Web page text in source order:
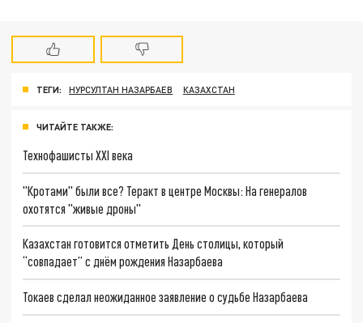
ТЕГИ: НУРСУЛТАН НАЗАРБАЕВ КАЗАХСТАН
ЧИТАЙТЕ ТАКЖЕ:
Технофашисты XXI века
"Кротами" были все? Теракт в центре Москвы: На генералов
охотятся "живые дроны"
Казахстан готовится отметить День столицы, который
“совпадает” с днём рождения Назарбаева
Токаев сделал неожиданное заявление о судьбе Назарбаева